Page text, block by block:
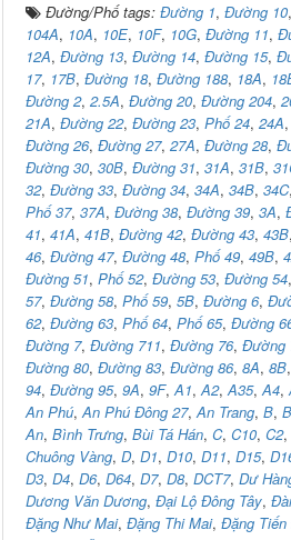
Đường/Phố tags: Đường 1, Đường 10,
104A, 10A, 10E, 10F, 10G, Đường 11,
12A, Đường 13, Đường 14, Đường 15,
17, 17B, Đường 18, Đường 188, 18A,
Đường 2, 2.5A, Đường 20, Đường 204,
21A, Đường 22, Đường 23, Phố 24, 24A,
Đường 26, Đường 27, 27A, Đường 28,
Đường 30, 30B, Đường 31, 31A, 31B,
32, Đường 33, Đường 34, 34A, 34B, 34C,
Phố 37, 37A, Đường 38, Đường 39, 3A,
41, 41A, 41B, Đường 42, Đường 43, 43B,
46, Đường 47, Đường 48, Phố 49, 49B,
Đường 51, Phố 52, Đường 53, Đường 54,
57, Đường 58, Phố 59, 5B, Đường 6,
62, Đường 63, Phố 64, Phố 65, Đường
Đường 7, Đường 711, Đường 76, Đường
Đường 80, Đường 83, Đường 86, 8A, 8B,
94, Đường 95, 9A, 9F,A1,A2,A35,A4,
An Phú,An Phú Đông 27,An Trang, B,
An, Bình Trưng, Bùi Tá Hán, C, C10, C2,
Chuông Vàng, D, D1, D10, D11, D15,
D3, D4, D6, D64, D7, D8, DCT7, Dư
Dương Văn Dương, Đại Lộ Đông Tây,
Đặng Như Mai, Đặng Thi Mai, Đặng